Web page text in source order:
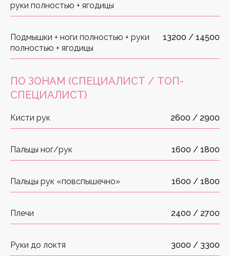
руки полностью + ягодицы
Подмышки + ноги полностью + руки
полностью + ягодицы
13200 / 14500
ПО ЗОНАМ (СПЕЦИАЛИСТ / ТОП-
СПЕЦИАЛИСТ)
Кисти рук 2600 / 2900
Пальцы ног/рук 1600 / 1800
Пальцы рук «повспышечно» 1600 / 1800
Плечи 2400 / 2700
Руки до локтя 3000 / 3300